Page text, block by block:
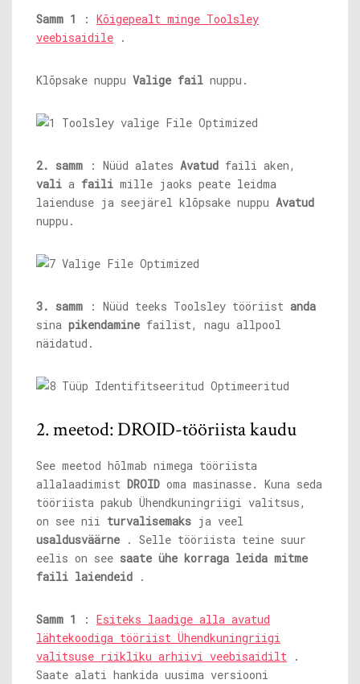
Samm 1 : Kõigepealt minge Toolsley
veebisaidile .
Klõpsake nuppu Valige fail nuppu.
2. samm : Nüüd alates Avatud faili aken,
vali a faili mille jaoks peate leidma
laienduse ja seejärel klõpsake nuppu Avatud
nuppu.
3. samm : Nüüd teeks Toolsley tööriist anda
sina pikendamine failist, nagu allpool
näidatud.
2. meetod: DROID-tööriista kaudu
See meetod hõlmab nimega tööriista
allalaadimist DROID oma masinasse. Kuna seda
tööriista pakub Ühendkuningriigi valitsus,
on see nii turvalisemaks ja veel
usaldusväärne . Selle tööriista teine ​​​​suur
eelis on see saate ühe korraga leida mitme
faili laiendeid .
Samm 1 : Esiteks laadige alla avatud
lähtekoodiga tööriist Ühendkuningriigi
valitsuse riikliku arhiivi veebisaidilt .
Saate alati hankida uusima versiooni